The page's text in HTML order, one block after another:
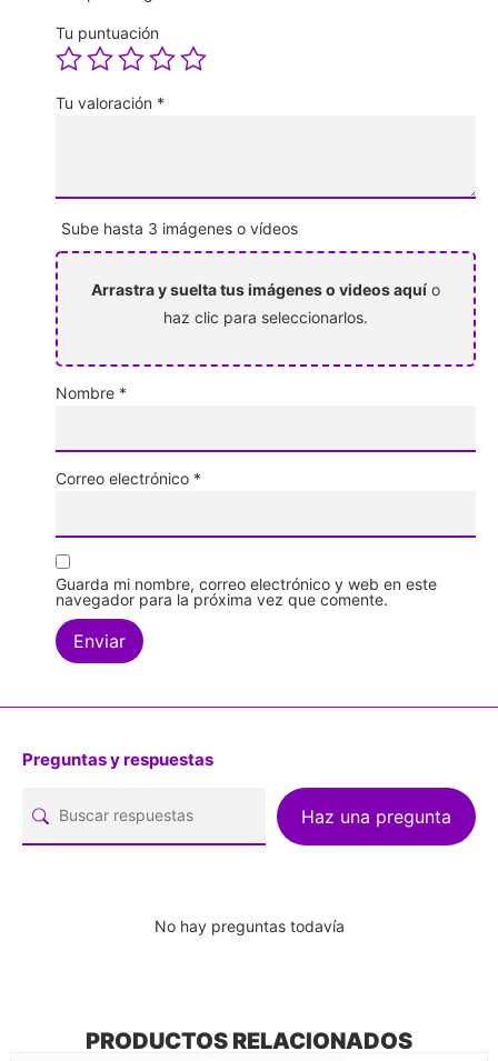
Tu puntuación
Tu valoración *
Sube hasta 3 imágenes o vídeos
Arrastra y suelta tus imágenes o videos aquí o
haz clic para seleccionarlos.
Nombre *
Correo electrónico *
Guarda mi nombre, correo electrónico y web en este
navegador para la próxima vez que comente.
Preguntas y respuestas
Haz una pregunta
No hay preguntas todavía
PRODUCTOS RELACIONADOS